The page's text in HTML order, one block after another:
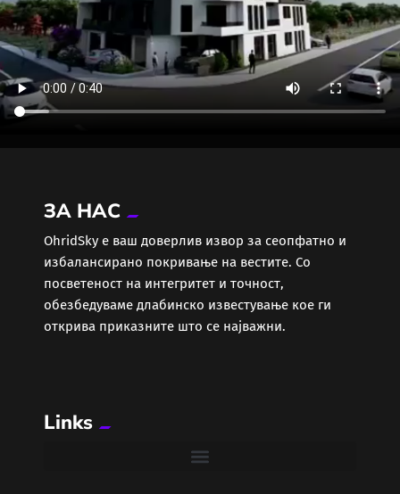
ЗА НАС
ОhridSky е ваш доверлив извор за сеопфатно и
избалансирано покривање на вестите. Со
посветеност на интегритет и точност,
обезбедуваме длабинско известување кое ги
открива приказните што се најважни.
Links